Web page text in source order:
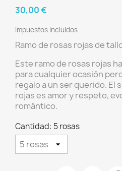
30,00 €
Impuestos incluidos
Ramo de rosas rojas de
Este ramo de rosas rojas
para cualquier ocasión
regalo a un ser querido. El
rojas es amor y respeto,
romántico.
Cantidad: 5 rosas